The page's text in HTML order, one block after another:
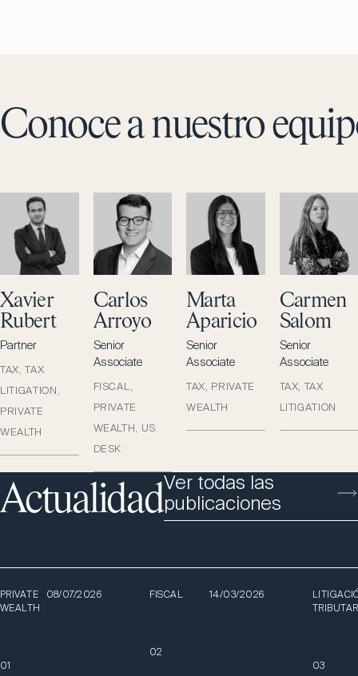
Conoce a nuestro
Xavier
Rubert
Partner
TAX, TAX
LITIGATION,
PRIVATE
WEALTH
Carlos
Arroyo
Senior
Associate
FISCAL,
PRIVATE
WEALTH, US
DESK
Marta
Aparicio
Senior
Associate
TAX, PRIVATE
WEALTH
Carmen
Salom
Senior
Associate
TAX, TAX
LITIGATION
ActualidadVer todas las
publicaciones
PRIVATE
WEALTH
08/07/2026
01
FISCAL 14/03/2026
02
03